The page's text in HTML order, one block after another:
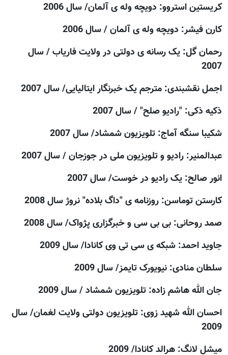
کریستین استروو: دويچه وله ی آلمان/ سال 2006
کارن فیشر: دويچه وله ی آلمان / سال 2006
رحمان گل: يک رسانه ی دولتی در ولايت فارياب / سال
2007
اجمل نقشبندی: مترجم يک خبرنگار ایتالیایی/ سال 2007
ذکیه ذکی: "راديو صلح" / سال 2007
شکیبا سنگه آماج: تلويزيون شمشاد/ سال 2007
عبدالمنیر: راديو و تلويزيون ملی در جوزجان / سال 2007
انور صالح: یک رادیو در خوست/ سال 2007
کارستن توماسن: روزنامه ی "داگ بلاده" نروژ سال 2008
صمد روحانی: بی بی سی و خبرگزاری پژواک/ سال 2008
جاوید احمد: شبکه ی سی تی وی کانادا/ سال 2009
سلطان منادی: نيويورک تايمز/ سال 2009
جان الله هاشم زاده: تلويزيون شمشاد / سال 2009
احسان الله شهید زوی: تلویزیون دولتی ولایت لغمان/ سال
2009
میشل لانگ: هرالد کانادا/ 2009